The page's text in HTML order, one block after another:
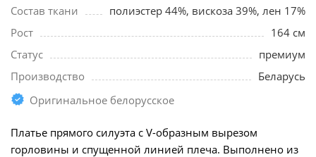
Состав ткани
полиэстер 44%, вискоза 39%, лен 17%
Рост
164 см
Статус
премиум
Производство
Беларусь
Оригинальное белорусское
Платье прямого силуэта с V-образным вырезом
горловины и спущенной линией плеча. Выполнено из